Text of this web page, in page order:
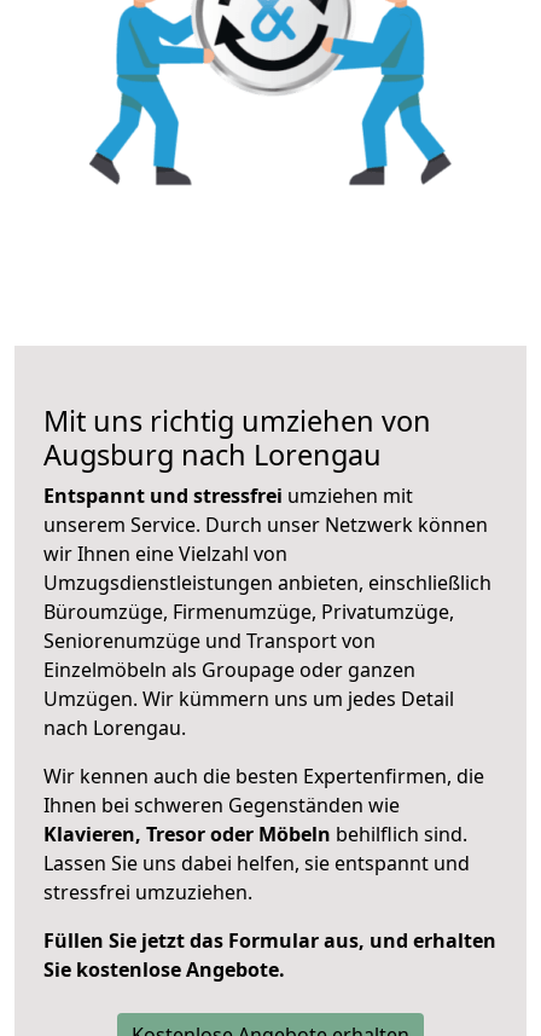
Mit uns richtig umziehen von
Augsburg nach Lorengau
Entspannt und stressfrei umziehen mit
unserem Service. Durch unser Netzwerk können
wir Ihnen eine Vielzahl von
Umzugsdienstleistungen anbieten, einschließlich
Büroumzüge, Firmenumzüge, Privatumzüge,
Seniorenumzüge und Transport von
Einzelmöbeln als Groupage oder ganzen
Umzügen. Wir kümmern uns um jedes Detail
nach Lorengau.
Wir kennen auch die besten Expertenfirmen, die
Ihnen bei schweren Gegenständen wie
Klavieren, Tresor oder Möbeln behilflich sind.
Lassen Sie uns dabei helfen, sie entspannt und
stressfrei umzuziehen.
Füllen Sie jetzt das Formular aus, und erhalten
Sie kostenlose Angebote.